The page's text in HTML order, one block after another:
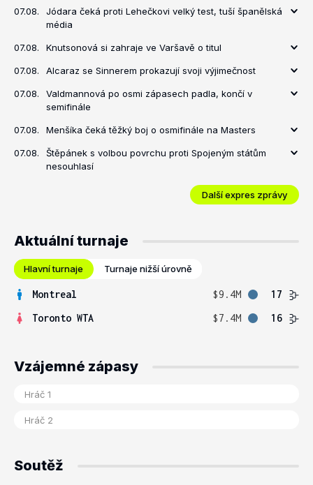
07.08.
Jódara čeká proti Lehečkovi velký test, tuší španělská
média
07.08. Knutsonová si zahraje ve Varšavě o titul
07.08. Alcaraz se Sinnerem prokazují svoji výjimečnost
07.08.
Valdmannová po osmi zápasech padla, končí v
semifinále
07.08. Menšíka čeká těžký boj o osmifinále na Masters
07.08.
Štěpánek s volbou povrchu proti Spojeným státům
nesouhlasí
Další expres zprávy
Aktuální turnaje
Hlavní turnaje Turnaje nižší úrovně
Montreal $9.4M
17
Toronto WTA
$7.4M 16
Vzájemné zápasy
Soutěž